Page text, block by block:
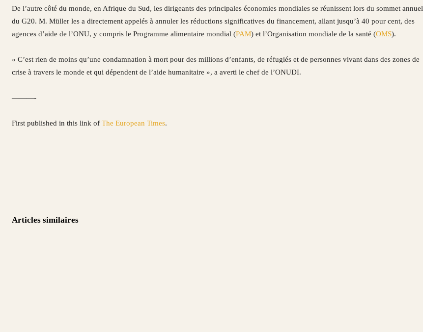
De l’autre côté du monde, en Afrique du Sud, les dirigeants des principales économies mondiales se réunissent lors du sommet annuel
du G20. M. Müller les a directement appelés à annuler les réductions significatives du financement, allant jusqu’à 40 pour cent, des
agences d’aide de l’ONU, y compris le Programme alimentaire mondial (PAM) et l’Organisation mondiale de la santé (OMS).
« C’est rien de moins qu’une condamnation à mort pour des millions d’enfants, de réfugiés et de personnes vivant dans des zones de
crise à travers le monde et qui dépendent de l’aide humanitaire », a averti le chef de l’ONUDI.
———-
First published in this link of The European Times.
Articles similaires